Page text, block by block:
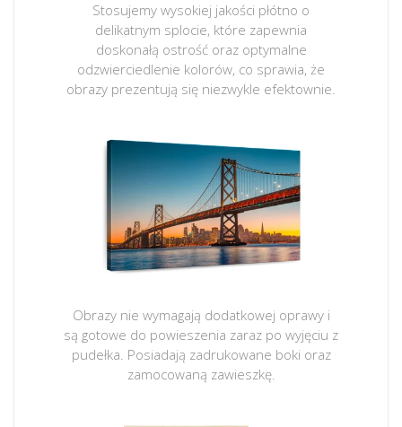
Stosujemy wysokiej jakości płótno o
delikatnym splocie, które zapewnia
doskonałą ostrość oraz optymalne
odzwierciedlenie kolorów, co sprawia, że
obrazy prezentują się niezwykle efektownie.
Obrazy nie wymagają dodatkowej oprawy i
są gotowe do powieszenia zaraz po wyjęciu z
pudełka. Posiadają zadrukowane boki oraz
zamocowaną zawieszkę.